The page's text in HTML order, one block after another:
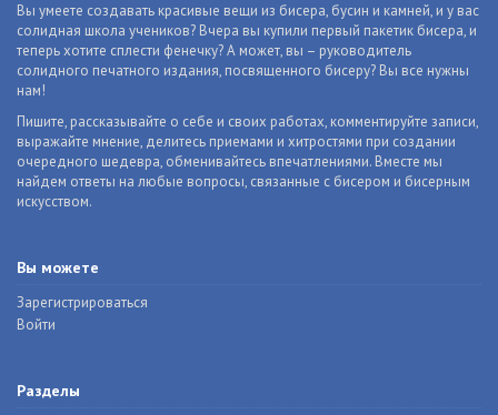
Вы умеете создавать красивые вещи из бисера, бусин и камней, и у вас
солидная школа учеников? Вчера вы купили первый пакетик бисера, и
теперь хотите сплести фенечку? А может, вы – руководитель
солидного печатного издания, посвященного бисеру? Вы все нужны
нам!
Пишите, рассказывайте о себе и своих работах, комментируйте записи,
выражайте мнение, делитесь приемами и хитростями при создании
очередного шедевра, обменивайтесь впечатлениями. Вместе мы
найдем ответы на любые вопросы, связанные с бисером и бисерным
искусством.
Вы можете
Зарегистрироваться
Войти
Разделы